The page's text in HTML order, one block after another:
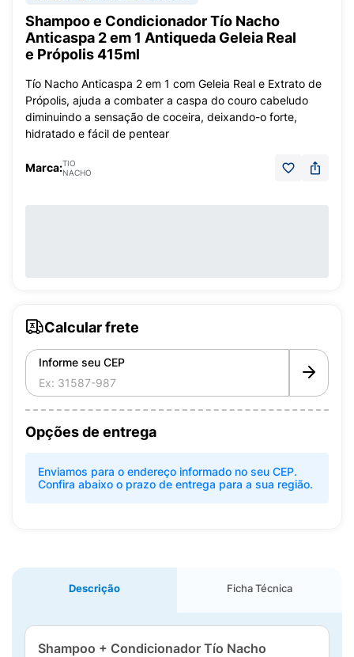
Shampoo e Condicionador Tío Nacho
Anticaspa 2 em 1 Antiqueda Geleia Real
e Própolis 415ml
Tío Nacho Anticaspa 2 em 1 com Geleia Real e Extrato de
Própolis, ajuda a combater a caspa do couro cabeludo
diminuindo a sensação de coceira, deixando-o forte,
hidratado e fácil de pentear
Marca:TIO
NACHO
Calcular frete
Informe seu CEP
Opções de entrega
Enviamos para o endereço informado no seu CEP.
Confira abaixo o prazo de entrega para a sua região.
Descrição Ficha Técnica
Shampoo + Condicionador Tío Nacho